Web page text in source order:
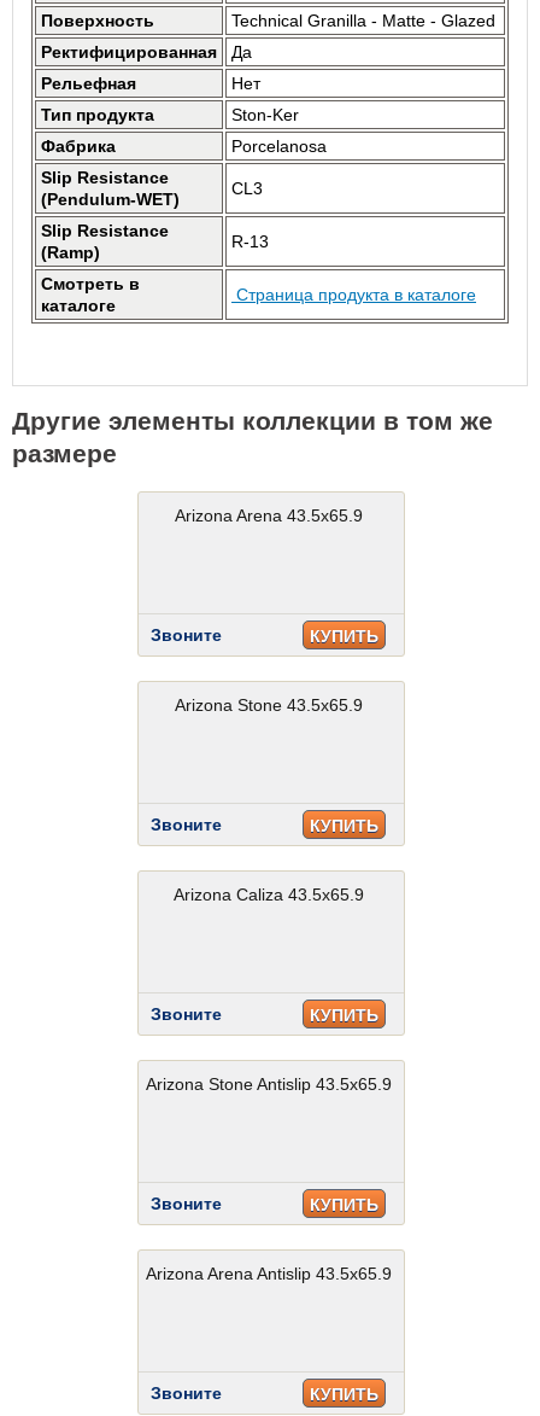
Поверхность
Technical Granilla - Matte - Glazed
Ректифицированная
Да
Рельефная
Нет
Тип продукта
Ston-Ker
Фабрика
Porcelanosa
Slip Resistance
(Pendulum-WET)
CL3
Slip Resistance
(Ramp)
R-13
Смотреть в
каталоге
Страница продукта в каталоге
Другие элементы коллекции в том же
размере
Arizona Arena 43.5x65.9
Звоните КУПИТЬ
Arizona Stone 43.5x65.9
Звоните КУПИТЬ
Arizona Caliza 43.5x65.9
Звоните КУПИТЬ
Arizona Stone Antislip 43.5x65.9
Звоните КУПИТЬ
Arizona Arena Antislip 43.5x65.9
Звоните КУПИТЬ